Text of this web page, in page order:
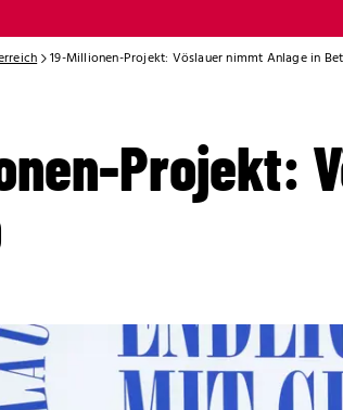
19-Millionen-Projekt: Vöslauer nimmt Anlage in
Projekt: